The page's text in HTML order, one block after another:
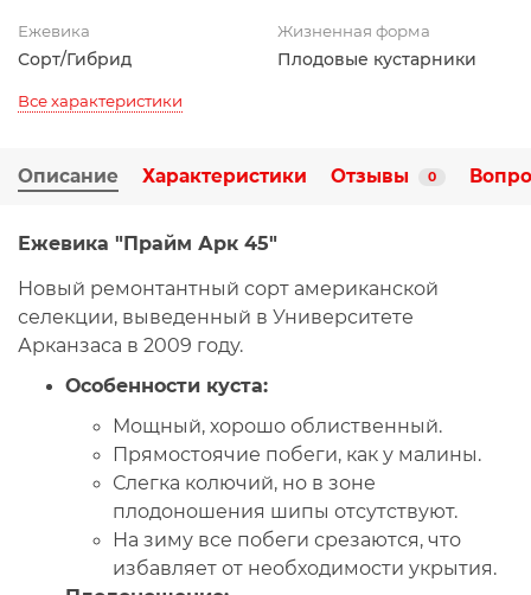
Ежевика
Сорт/Гибрид
Жизненная форма
Плодовые кустарники
Все характеристики
Описание Характеристики Отзывы 0
Ежевика "Прайм Арк 45"
Новый ремонтантный сорт американской
селекции, выведенный в Университете
Арканзаса в 2009 году.
Особенности куста:
Мощный, хорошо облиственный.
Прямостоячие побеги, как у малины.
Слегка колючий, но в зоне
плодоношения шипы отсутствуют.
На зиму все побеги срезаются, что
избавляет от необходимости укрытия.